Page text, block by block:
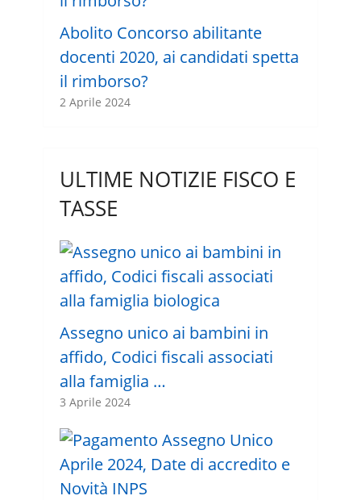
Abolito Concorso abilitante
docenti 2020, ai candidati spetta
il rimborso?
2 Aprile 2024
ULTIME NOTIZIE FISCO E
TASSE
Assegno unico ai bambini in
affido, Codici fiscali associati
alla famiglia …
3 Aprile 2024